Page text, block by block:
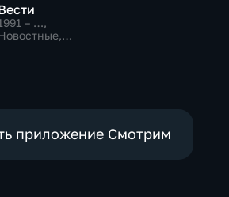
– …,
приложение Смотрим